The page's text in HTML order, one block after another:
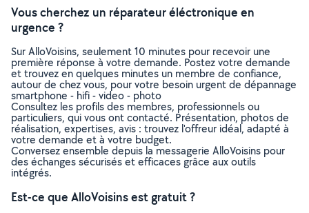
Vous cherchez un réparateur éléctronique en
urgence ?
Sur AlloVoisins, seulement 10 minutes pour recevoir une
première réponse à votre demande. Postez votre demande
et trouvez en quelques minutes un membre de confiance,
autour de chez vous, pour votre besoin urgent de dépannage
smartphone - hifi - video - photo
Consultez les profils des membres, professionnels ou
particuliers, qui vous ont contacté. Présentation, photos de
réalisation, expertises, avis : trouvez l'offreur idéal, adapté à
votre demande et à votre budget.
Conversez ensemble depuis la messagerie AlloVoisins pour
des échanges sécurisés et efficaces grâce aux outils
intégrés.
Est-ce que AlloVoisins est gratuit ?